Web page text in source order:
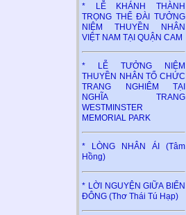
* LỄ KHÁNH THÀNH
TRỌNG THỂ ĐÀI TƯỞNG
NIỆM THUYỀN NHÂN
VIỆT NAM TẠI QUẬN CAM
* LỄ TƯỞNG NIỆM
THUYỀN NHÂN TỔ CHỨC
TRANG NGHIÊM TẠI
NGHĨA TRANG
WESTMINSTER
MEMORIAL PARK
* LÒNG NHÂN ÁI (Tâm
Hồng)
* LỜI NGUYỆN GIỮA BIỂN
ĐÔNG (Thơ Thái Tú Hạp)